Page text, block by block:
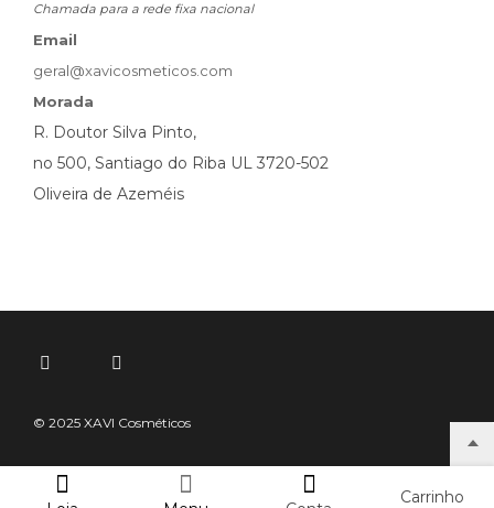
Carrinho
Chamada para a rede fixa nacional
Email
geral@xavicosmeticos.com
Morada
R. Doutor Silva Pinto,
no 500, Santiago do Riba UL 3720-502
Oliveira de Azeméis
© 2025 XAVI Cosméticos